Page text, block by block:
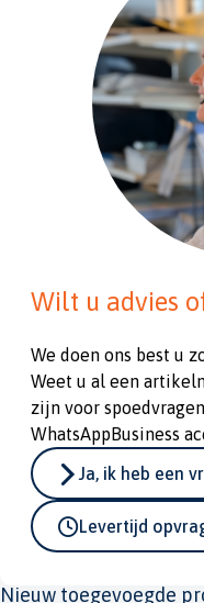
Wilt u advies
We doen ons best u
Weet u al een
zijn voor
WhatsAppBusiness
Ja, ik heb een
Levertijd
Nieuw toegevoegde